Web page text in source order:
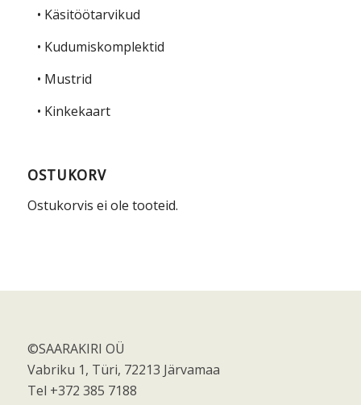
• Käsitöötarvikud
• Kudumiskomplektid
• Mustrid
• Kinkekaart
OSTUKORV
Ostukorvis ei ole tooteid.
©SAARAKIRI OÜ
Vabriku 1, Türi, 72213 Järvamaa
Tel +372 385 7188